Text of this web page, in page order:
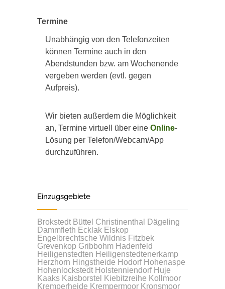
Termine
Unabhängig von den Telefonzeiten
können Termine auch in den
Abendstunden bzw. am Wochenende
vergeben werden (evtl. gegen
Aufpreis).
Wir bieten außerdem die Möglichkeit
an, Termine virtuell über eine Online-
Lösung per Telefon/Webcam/App
durchzuführen.
Einzugsgebiete
Brokstedt Büttel Christinenthal
Dägeling
Dammfleth Ecklak Elskop
Engelbrechtsche Wildnis Fitzbek
Grevenkop Gribbohm Hadenfeld
Heiligenstedten Heiligenstedtenerkamp
Herzhorn Hingstheide Hodorf Hohenaspe
Hohenlockstedt Holstenniendorf Huje
Kaaks Kaisborstel Kiebitzreihe Kollmoor
Kremperheide Krempermoor Kronsmoor